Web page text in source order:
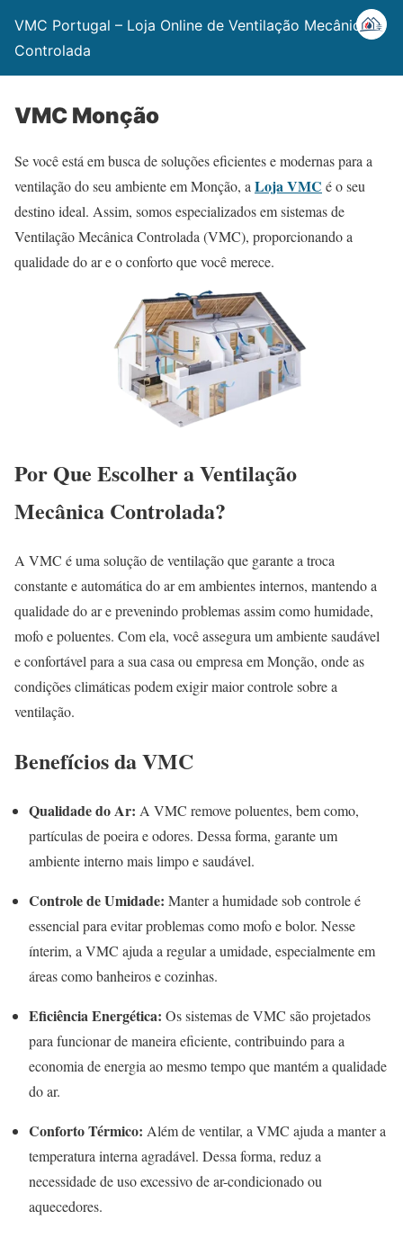
VMC Portugal – Loja Online de Ventilação Mecânica
Controlada
VMC Monção
Se você está em busca de soluções eficientes e modernas para a
ventilação do seu ambiente em Monção, a Loja VMC é o seu
destino ideal. Assim, somos especializados em sistemas de
Ventilação Mecânica Controlada (VMC), proporcionando a
qualidade do ar e o conforto que você merece.
Por Que Escolher a Ventilação
Mecânica Controlada?
A VMC é uma solução de ventilação que garante a troca
constante e automática do ar em ambientes internos, mantendo a
qualidade do ar e prevenindo problemas assim como humidade,
mofo e poluentes. Com ela, você assegura um ambiente saudável
e confortável para a sua casa ou empresa em Monção, onde as
condições climáticas podem exigir maior controle sobre a
ventilação.
Benefícios da VMC
Qualidade do Ar: A VMC remove poluentes, bem como,
partículas de poeira e odores. Dessa forma, garante um
ambiente interno mais limpo e saudável.
Controle de Umidade: Manter a humidade sob controle é
essencial para evitar problemas como mofo e bolor. Nesse
ínterim, a VMC ajuda a regular a umidade, especialmente em
áreas como banheiros e cozinhas.
Eficiência Energética: Os sistemas de VMC são projetados
para funcionar de maneira eficiente, contribuindo para a
economia de energia ao mesmo tempo que mantém a qualidade
do ar.
Conforto Térmico: Além de ventilar, a VMC ajuda a manter a
temperatura interna agradável. Dessa forma, reduz a
necessidade de uso excessivo de ar-condicionado ou
aquecedores.